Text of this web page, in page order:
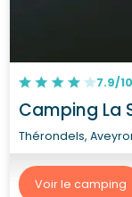
7.9/10
Camping La
Thérondels,
Voir le camping